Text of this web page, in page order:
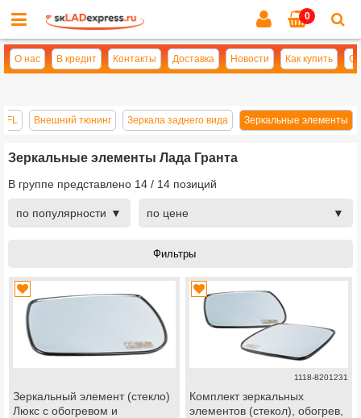
0
О нас В кредит Контакты Доставка Новости Как купить
FL Внешний тюнинг Зеркала заднего вида Зеркальные элементы
Зеркальные элементы Лада Гранта
В группе представлено 14 / 14 позиций
по популярности по цене
Зеркальный элемент (стекло)
Люкс с обогревом и
1118-8201231
Комплект зеркальных
элементов (стекол), обогрев,